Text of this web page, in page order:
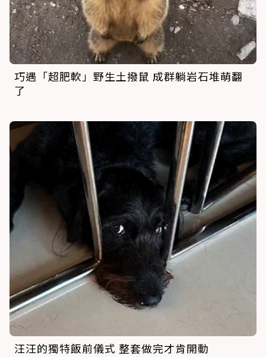
巧遇「超肥軟」野生土撥鼠 成群躺岩石堆萌翻
了
汪汪的獨特飯前儀式 整套做完才肯開動